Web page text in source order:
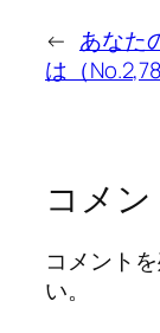
← あなた
は（
コメン
コメント
い。